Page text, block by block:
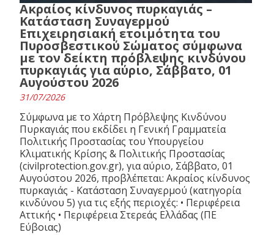
Ακραίος κίνδυνος πυρκαγιάς –
Κατάσταση Συναγερμού
Επιχειρησιακή ετοιμότητα του
Πυροσβεστικού Σώματος σύμφωνα
με τον δείκτη πρόβλεψης κινδύνου
πυρκαγιάς για αύριο, Σάββατο, 01
Αυγούστου 2026
31/07/2026
Σύμφωνα με το Χάρτη Πρόβλεψης Κινδύνου
Πυρκαγιάς που εκδίδει η Γενική Γραμματεία
Πολιτικής Προστασίας του Υπουργείου
Κλιματικής Κρίσης & Πολιτικής Προστασίας
(civilprotection.gov.gr), για αύριο, Σάββατο, 01
Αυγούστου 2026, προβλέπεται: Ακραίος κίνδυνος
πυρκαγιάς - Κατάσταση Συναγερμού (κατηγορία
κινδύνου 5) για τις εξής περιοχές: • Περιφέρεια
Αττικής • Περιφέρεια Στερεάς Ελλάδας (ΠΕ
Εύβοιας)